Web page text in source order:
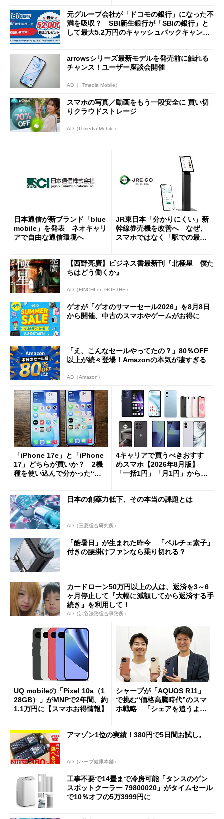
元グループ会社が「ドコモの銀行」になった不
満を吸収？ SBI新生銀行が「SBIの銀行」と
して最大5.2万円のキャッシュバックキャンペ
arrowsシリーズ最新モデルを発売前に触れる
チャンス！ユーザー座談会開催
AD（ ITmedia Mobile）
スマホの写真／動画をもう一段安全に 買い切
りクラウドストレージ
AD（ITmedia Mobile）
日本通信が新ブランド「blue
mobile」を発表 ネオキャリ
アで自由な通信環境へ
JR東日本「分かりにくい」新
幹線券売機を改善へ なぜ、
スマホではなく「駅での最短
【西野亮廣】ビジネス書最新刊『北極星 僕た
ちはどう働くか』
AD（FINCHI on GOETHE）
ゲオが「ゲオのサマーセール2026」を8月8日
から開催、中古のスマホやゲームがお得に
「え、こんなセールやってたの？」80％OFF
以上が続々登場！Amazonの本気が凄すぎる
AD（Amazon）
「iPhone 17e」と「iPhone
17」どちらが買いか？ 2機
種を使い込んで分かった“ス
4キャリアで買うべきおすす
めスマホ【2026年8月版】
「一括1円」「月1円」からお
日本の創薬力低下、その本当の課題とは
AD（三菱総合研究所）
「酷暑日」が生まれた昨今 「ペルチェ素子」
付きの腰掛けファンなら乗り切れる？
カードローン50万円以上の人は、返済を3～6
ヶ月停止して『大幅に減額してから返済する手
続き』を利用して！
AD（渋谷法務総合事務所）
UQ mobileの「Pixel 10a（1
28GB）」がMNPで2年間、約
1.1万円に【スマホお得情報】
シャープが「AQUOS R11」
で挑む“価格高騰時代”のスマ
ホ戦略 「シェアを追うより
アマゾン1位の実績！380円で5日間お試し。
AD（ハーブ健康本舗）
工事不要で14畳まで冷房可能「タンスのゲン
スポットクーラー 79800020」がタイムセール
で10％オフの5万3999円に